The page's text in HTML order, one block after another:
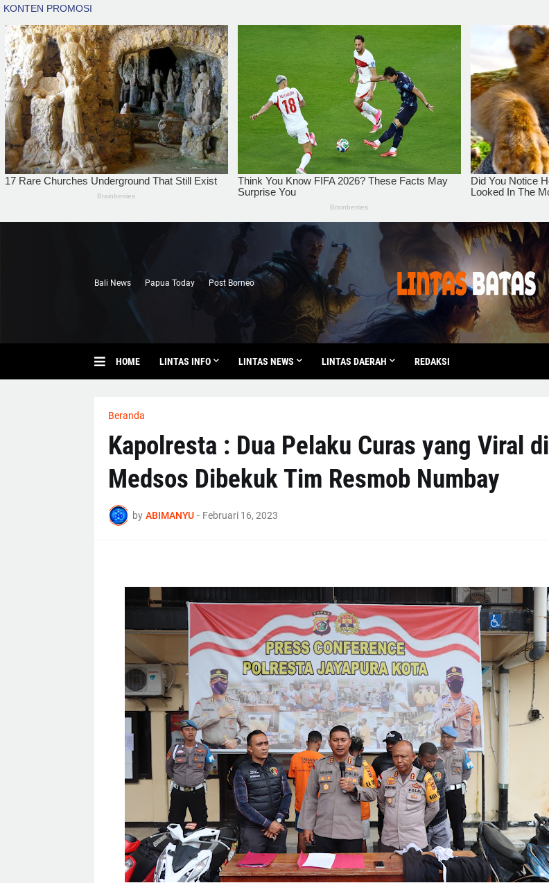
Bali News Papua Today Post Borneo
HOME LINTAS INFO LINTAS NEWS LINTAS DAERAH REDAKSI
Beranda
Kapolresta : Dua Pelaku Curas yang Viral di
Medsos Dibekuk Tim Resmob Numbay
by ABIMANYU - Februari 16, 2023